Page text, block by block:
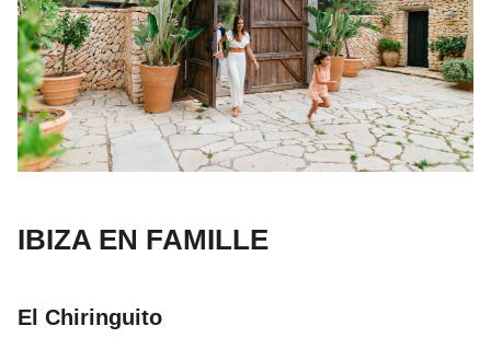
IBIZA EN FAMILLE
El Chiringuito